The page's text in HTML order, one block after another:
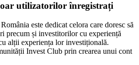
utilizatorilor înregistrați
este dedicat celora care doresc să
precum și investitorilor cu experiență
alții experiența lor investițională.
Invest Club prin crearea unui cont